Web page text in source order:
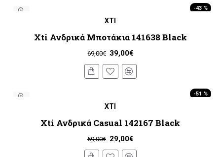
-43 %
XTI
Xti Ανδρικά Μποτάκια 141638 Black
39,00€
69,00€
-51 %
XTI
Xti Ανδρικά Casual 142167 Black
29,00€
59,00€